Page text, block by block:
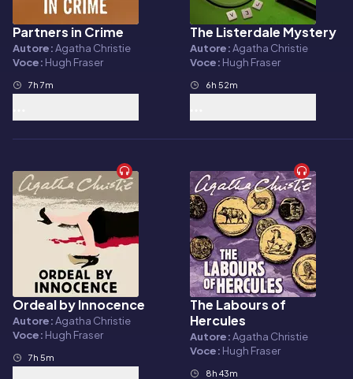
Audiolibro
Partners in Crime
Autore:Agatha Christie
Voce: Hugh Fraser
7h 7m
Audiolibro
The Listerdale Mystery
Autore:Agatha Christie
Voce: Hugh Fraser
6h 52m
Audiolibro
Ordeal by Innocence
Autore:Agatha Christie
Voce: Hugh Fraser
7h 5m
Audiolibro
The Labours of
Hercules
Autore:Agatha Christie
Voce: Hugh Fraser
8h 43m